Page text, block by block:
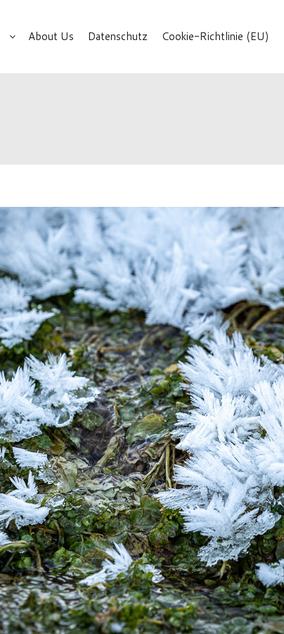
About Us Datenschutz Cookie-Richtlinie (EU)